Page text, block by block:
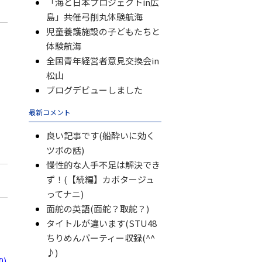
島」共催弓削丸体験航海
児童養護施設の子どもたちと
体験航海
全国青年経営者意見交換会in
松山
ブログデビューしました
最新コメント
良い記事です(船酔いに効く
ツボの話)
慢性的な人手不足は解決でき
ず！(【続編】カボタージュ
ってナニ)
面舵の英語(面舵？取舵？)
タイトルが違います(STU48
ちりめんパーティー収録(^^
♪)